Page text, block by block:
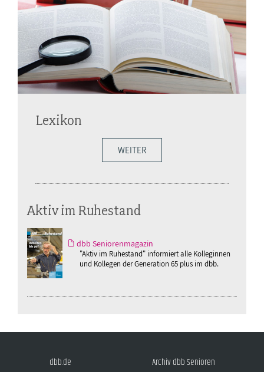
Lexikon
WEITER
Aktiv im Ruhestand
dbb Seniorenmagazin
"Aktiv im Ruhestand" informiert alle Kolleginnen
und Kollegen der Generation 65 plus im dbb.
dbb.de Archiv dbb Senioren